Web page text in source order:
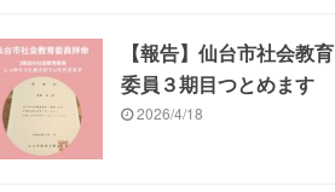
【報告】仙台市社会教育
委員３期目つとめます
2026/4/18